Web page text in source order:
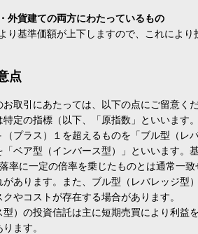
外貨建ての両方にわたっているもの
基準価額が上下しますので、これにより
点
取引にあたっては、以下の点にご留意くだ
定の指標（以下、「原指数」といいます
プラス）１を超えるものを「ブル型（レ
ベア型（インバース型）」といいます。
率に一定の倍率を乗じたものとは通常一
あります。また、ブル型（レバレッジ型
やコストが存在する場合があります。
）の投資信託は主に短期売買により利益
ます。